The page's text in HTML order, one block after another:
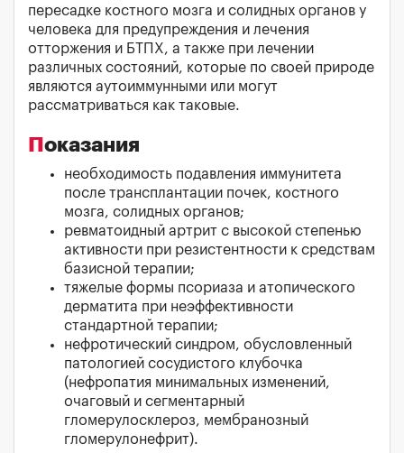
пересадке костного мозга и солидных органов у
человека для предупреждения и лечения
отторжения и БТПХ, а также при лечении
различных состояний, которые по своей природе
являются аутоиммунными или могут
рассматриваться как таковые.
Показания
необходимость подавления иммунитета
после трансплантации почек, костного
мозга, солидных органов;
ревматоидный артрит с высокой степенью
активности при резистентности к средствам
базисной терапии;
тяжелые формы псориаза и атопического
дерматита при неэффективности
стандартной терапии;
нефротический синдром, обусловленный
патологией сосудистого клубочка
(нефропатия минимальных изменений,
очаговый и сегментарный
гломерулосклероз, мембранозный
гломерулонефрит).